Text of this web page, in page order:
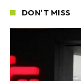
DON'T MISS